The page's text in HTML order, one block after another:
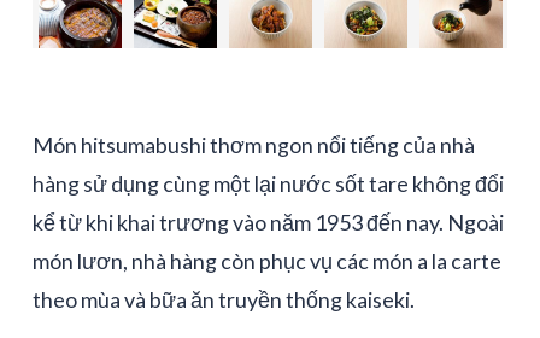
Món hitsumabushi thơm ngon nổi tiếng của nhà
hàng sử dụng cùng một lại nước sốt tare không đổi
kể từ khi khai trương vào năm 1953 đến nay. Ngoài
món lươn, nhà hàng còn phục vụ các món a la carte
theo mùa và bữa ăn truyền thống kaiseki.